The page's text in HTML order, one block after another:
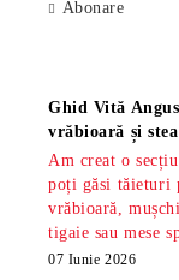
Abonare
Ghid Vită
vrăbioară și
Am creat o
poți găsi tăieturi
vrăbioară,
tigaie sau mese
07 Iunie 2026